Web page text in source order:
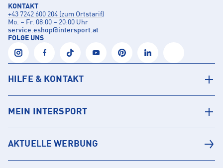
KONTAKT
+43 7242 600 204 (zum Ortstarif)
Mo. – Fr. 08:00 – 20:00 Uhr
service.eshop@intersport.at
FOLGE UNS
HILFE & KONTAKT
MEIN INTERSPORT
AKTUELLE WERBUNG